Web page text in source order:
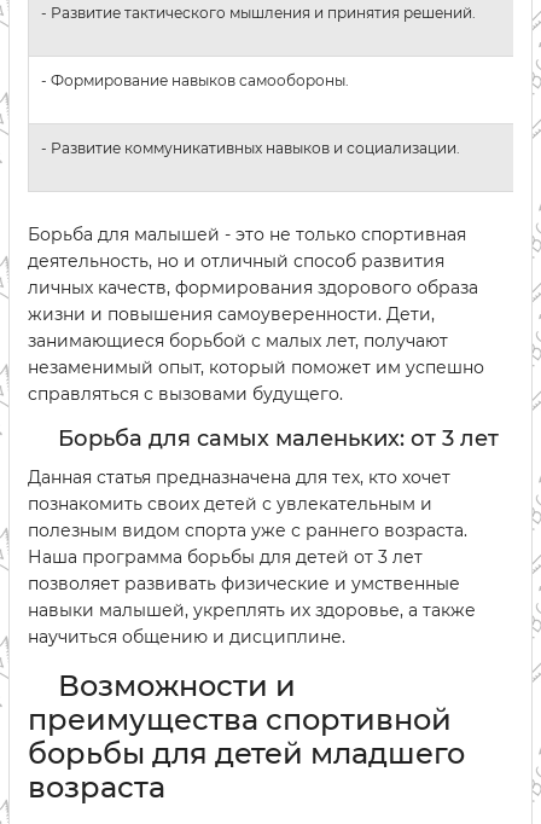
- Развитие тактического мышления и принятия решений.
- Формирование навыков самообороны.
- Развитие коммуникативных навыков и социализации.
Борьба для малышей - это не только спортивная
деятельность, но и отличный способ развития
личных качеств, формирования здорового образа
жизни и повышения самоуверенности. Дети,
занимающиеся борьбой с малых лет, получают
незаменимый опыт, который поможет им успешно
справляться с вызовами будущего.
Борьба для самых маленьких: от 3 лет
Данная статья предназначена для тех, кто хочет
познакомить своих детей с увлекательным и
полезным видом спорта уже с раннего возраста.
Наша программа борьбы для детей от 3 лет
позволяет развивать физические и умственные
навыки малышей, укреплять их здоровье, а также
научиться общению и дисциплине.
Возможности и
преимущества спортивной
борьбы для детей младшего
возраста